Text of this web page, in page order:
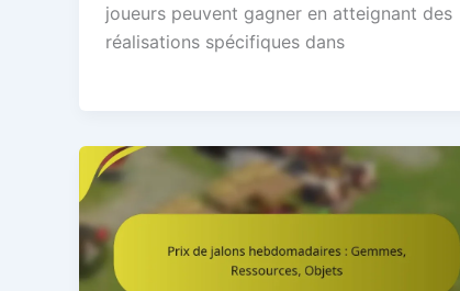
joueurs peuvent gagner en atteignant des
réalisations spécifiques dans